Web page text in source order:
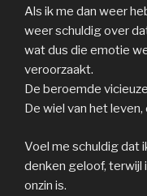
Als ik me dan weer
weer schuldig over
wat dus die emotie
veroorzaakt.
De beroemde
De wiel van het
Voel me schuldig dat
denken geloof, terwijl
onzin is.